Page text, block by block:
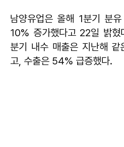
남양유업은 올해 1분기 분
10% 증가했다고 22일 밝혔
분기 내수 매출은 지난해
고, 수출은 54% 급증했다.